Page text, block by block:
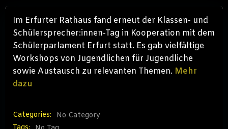
Im Erfurter Rathaus fand erneut der Klassen- und
Schülersprecher:innen-Tag in Kooperation mit dem
Schülerparlament Erfurt statt. Es gab vielfältige
Workshops von Jugendlichen für Jugendliche
sowie Austausch zu relevanten Themen. Mehr
dazu
Categories:
No Category